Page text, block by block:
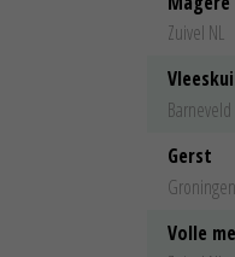
Zuivel NL
Barneveld
Gerst
Groningen
Volle